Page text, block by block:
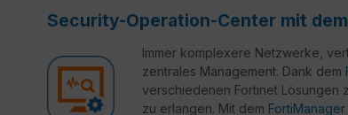
Security-Operation-Center mit
Immer komplexere Netzwerke,
zentrales Management. Dank dem
verschiedenen Fortinet Lösungen
zu erlangen. Mit dem FortiManager